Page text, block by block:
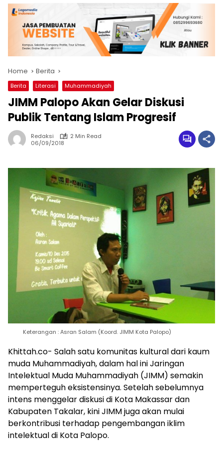
Home Berita
Berita Literasi Muhammadiyah
JIMM Palopo Akan Gelar Diskusi
Publik Tentang Islam Progresif
Redaksi
2 Min Read
06/09/2018
Keterangan : Asran Salam (Koord. JIMM Kota Palopo)
Khittah.co- Salah satu komunitas kultural dari kaum
muda Muhammadiyah, dalam hal ini Jaringan
Intelektual Muda Muhammadiyah (JIMM) semakin
memperteguh eksistensinya. Setelah sebelumnya
intens menggelar diskusi di Kota Makassar dan
Kabupaten Takalar, kini JIMM juga akan mulai
berkontribusi terhadap pengembangan iklim
intelektual di Kota Palopo.